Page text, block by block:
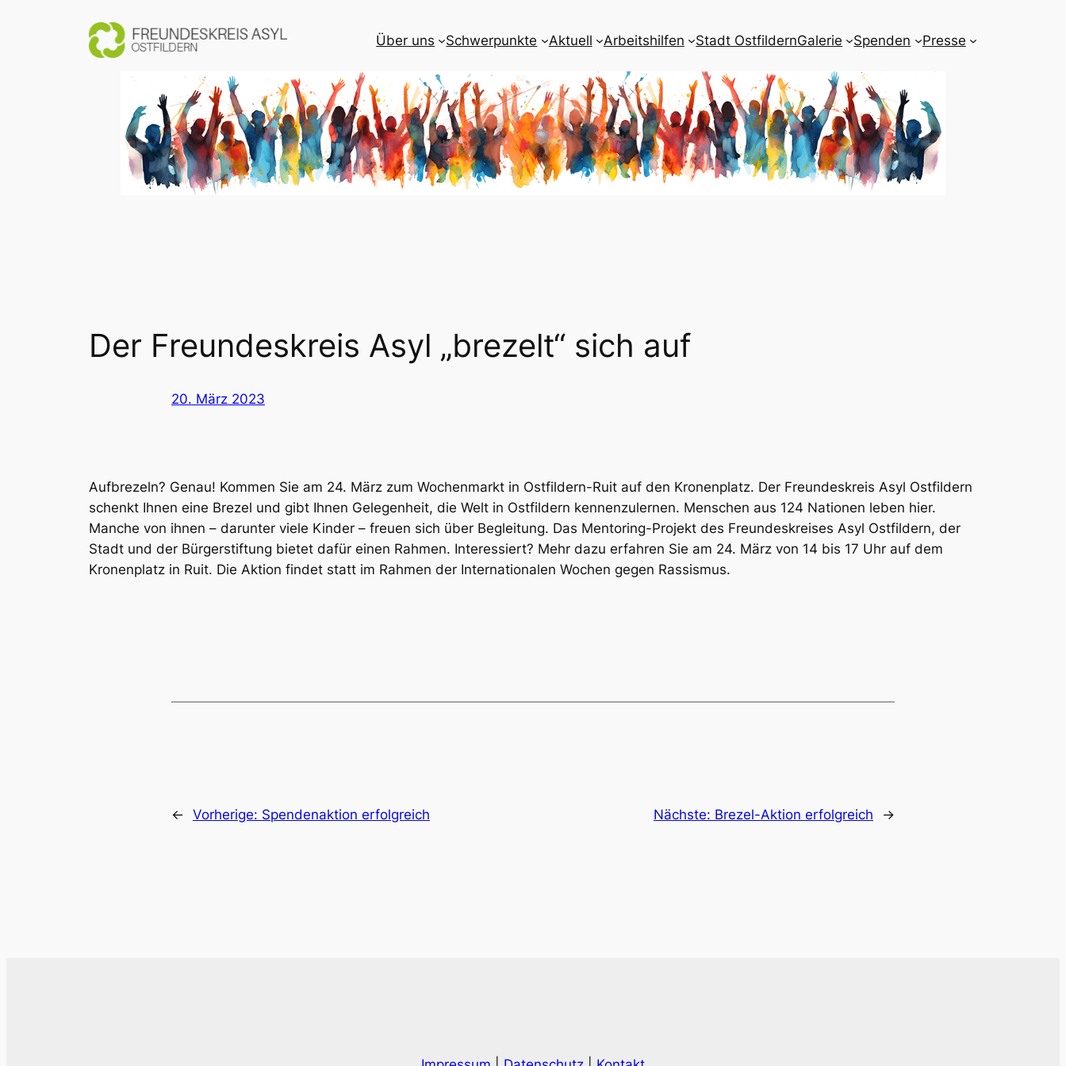
Über uns Schwerpunkte Aktuell Arbeitshilfen Stadt OstfildernGalerie Spenden Presse
Der Freundeskreis Asyl „brezelt“ sich auf
20. März 2023
Aufbrezeln? Genau! Kommen Sie am 24. März zum Wochenmarkt in Ostfildern-Ruit auf den Kronenplatz. Der Freundeskreis Asyl Ostfildern
schenkt Ihnen eine Brezel und gibt Ihnen Gelegenheit, die Welt in Ostfildern kennenzulernen. Menschen aus 124 Nationen leben hier.
Manche von ihnen – darunter viele Kinder – freuen sich über Begleitung. Das Mentoring-Projekt des Freundeskreises Asyl Ostfildern, der
Stadt und der Bürgerstiftung bietet dafür einen Rahmen. Interessiert? Mehr dazu erfahren Sie am 24. März von 14 bis 17 Uhr auf dem
Kronenplatz in Ruit. Die Aktion findet statt im Rahmen der Internationalen Wochen gegen Rassismus.
← Vorherige: Spendenaktion erfolgreich Nächste: Brezel-Aktion erfolgreich →